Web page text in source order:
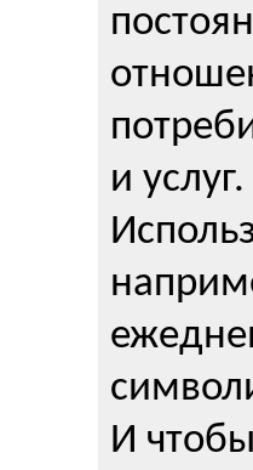
и услуг.
И